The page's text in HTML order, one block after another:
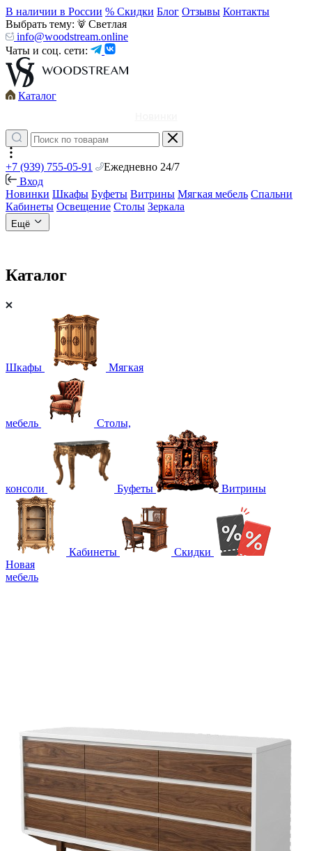
В наличии в России % Скидки Блог Отзывы Контакты
Выбрать тему:
Светлая
info@woodstream.online
Чаты и соц. сети:
Каталог
+7 (939) 755-05-91
Ежедневно 24/7
Вход
Новинки Шкафы Буфеты Витрины Мягкая мебель Спальни
Кабинеты Освещение Столы Зеркала
Ещё
Каталог
Шкафы Мягкая
мебель Столы,
консоли Буфеты Витрины
Кабинеты
Скидки
Новая
мебель